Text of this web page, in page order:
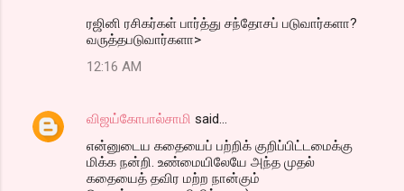
ரஜினி ரசிகர்கள் பார்த்து சந்தோசப் படுவார்களா?
வருத்தபடுவார்களா>
12:16 AM
விஜய்கோபால்சாமி said…
என்னுடைய கதையைப் பற்றிக் குறிப்பிட்டமைக்கு
மிக்க நன்றி. உண்மையிலேயே அந்த முதல்
கதையைத் தவிர மற்ற நான்கும்